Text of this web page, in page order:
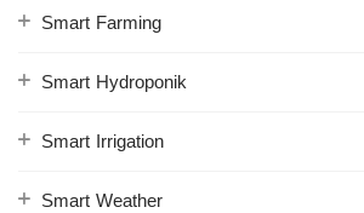
Smart Farming
Smart Hydroponik
Smart Irrigation
Smart Weather